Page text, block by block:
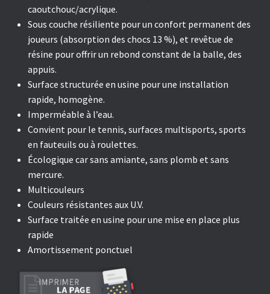
caoutchouc/acrylique.
Sous couche résiliente pour un confort permanent des
joueurs (absorption des chocs 13 %), et revêtue de
résine pour offrir un rebond constant de la balle, des
appuis.
Surface structurée en usine pour une installation
rapide, homogène.
Imperméable à l’eau.
Convient pour le tennis, surfaces multisports, sports
en fauteuils ou à roulettes.
Écologique car sans amiante, sans plomb et sans
mercure.
Multicouleurs
Couleurs résistantes aux U.V.
Surface traitée en usine pour une mise en place plus
rapide
Amortissement ponctuel